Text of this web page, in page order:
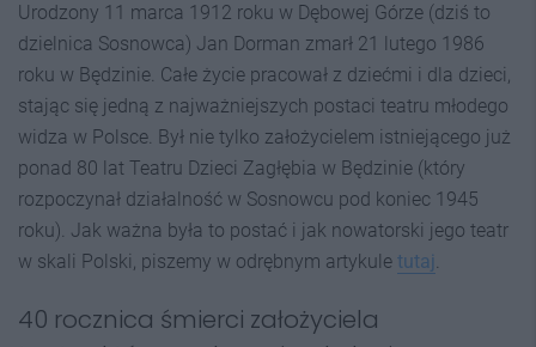
Urodzony 11 marca 1912 roku w Dębowej Górze (dziś to
dzielnica Sosnowca) Jan Dorman zmarł 21 lutego 1986
roku w Będzinie. Całe życie pracował z dziećmi i dla dzieci,
stając się jedną z najważniejszych postaci teatru młodego
widza w Polsce. Był nie tylko założycielem istniejącego już
ponad 80 lat Teatru Dzieci Zagłębia w Będzinie (który
rozpoczynał działalność w Sosnowcu pod koniec 1945
roku). Jak ważna była to postać i jak nowatorski jego teatr
w skali Polski, piszemy w odrębnym artykule tutaj.
40 rocznica śmierci założyciela